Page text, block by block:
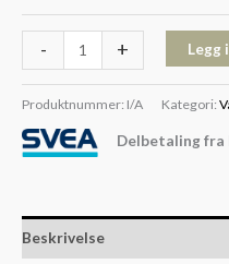
- + Legg
Produktnummer: I/A Kategori:
Delbetaling fra
Beskrivelse